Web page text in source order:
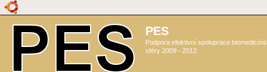
PES
Podpora efektivní spolupráce
sféry 2009 - 2012